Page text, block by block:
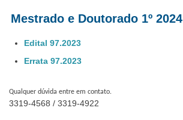
Mestrado e Doutorado 1º 2024
Edital 97.2023
Errata 97.2023
Qualquer dúvida entre em contato.
3319-4568 / 3319-4922